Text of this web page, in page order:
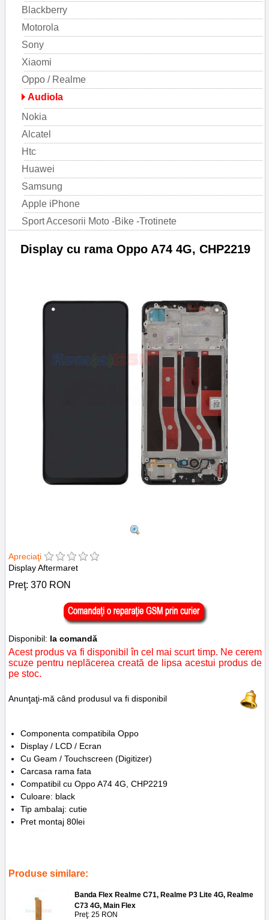
Blackberry
Motorola
Sony
Xiaomi
Oppo / Realme
Audiola
Nokia
Alcatel
Htc
Huawei
Samsung
Apple iPhone
Sport Accesorii Moto -Bike -Trotinete
Display cu rama Oppo A74 4G, CHP2219
Apreciaţi
Display Aftermaret
Preţ: 370 RON
Disponibil: la comandă
Acest produs va fi disponibil în cel mai scurt timp. Ne cerem
scuze pentru neplăcerea creată de lipsa acestui produs de
pe stoc.
Anunţaţi-mă când produsul va fi disponibil
Componenta compatibila Oppo
Display / LCD / Ecran
Cu Geam / Touchscreen (Digitizer)
Carcasa rama fata
Compatibil cu Oppo A74 4G, CHP2219
Culoare: black
Tip ambalaj: cutie
Pret montaj 80lei
Produse similare:
Banda Flex Realme C71, Realme P3 Lite 4G, Realme
C73 4G, Main Flex
Preţ: 25 RON